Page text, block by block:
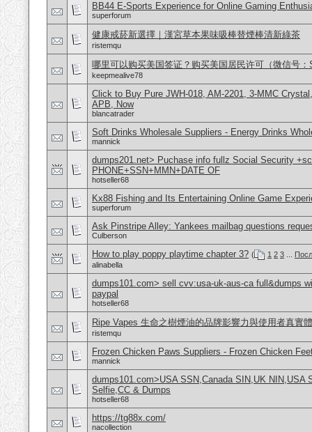
BB44 E-Sports Experience for Online Gaming
superforum
健康戒菸新選擇｜漢宮草本果味吸棒替煙棒清新綠茶
ristemqu
哪里可以购买美国签证？购买美国居民许可（微信号：
keepmealive78
Click to Buy Pure JWH-018, AM-2201, 3-MMC
APB, Now
blancatrader
Soft Drinks Wholesale Suppliers - Energy Drinks
mannick
dumps201.net> Puchase info fullz Social Security
PHONE+SSN+MMN+DATE OF
hotseller68
Kx88 Fishing and Its Entertaining Online Game
superforum
Ask Pinstripe Alley: Yankees mailbag questions
Culberson
How to play poppy playtime chapter 3? ( 1 2 3
alinabella
dumps101.com> sell cvv:usa-uk-aus-ca full&dumps
paypal
hotseller68
Ripe Vapes 生命之樹煙油的品牌影響力與使用者真實
ristemqu
Frozen Chicken Paws Suppliers - Frozen Chicken
mannick
dumps101.com>USA SSN,Canada SIN,UK NIN,USA
Selfie,CC & Dumps
hotseller68
https://tg88x.com/
nacollection